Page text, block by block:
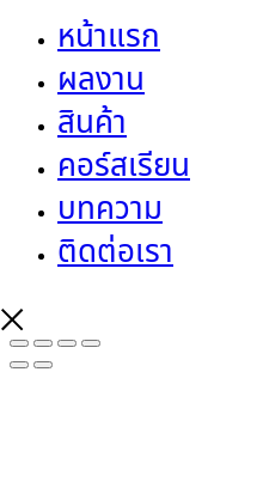
หน้าแรก
ผลงาน
สินค้า
คอร์สเรียน
บทความ
ติดต่อเรา